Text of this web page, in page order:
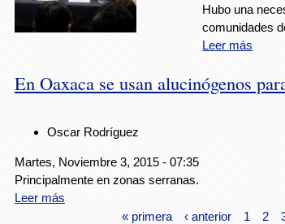
Hubo una
comunidades
Leer más
En Oaxaca se usan alucinógenos
Oscar Rodríguez
Martes, Noviembre 3, 2015 - 07:35
Principalmente en zonas serranas.
Leer más
« primera
‹ anterior 1 2